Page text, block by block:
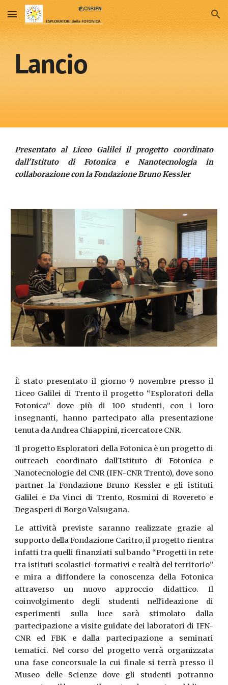
Skip to main content Skip to navigation
Lancio
Presentato al Liceo Galilei il progetto coordinato
dall'Istituto di Fotonica e Nanotecnologia in
collaborazione con la Fondazione Bruno Kessler
È stato presentato il giorno 9 novembre presso il
Liceo Galilei di Trento il progetto “Esploratori della
Fotonica” dove più di 100 studenti, con i loro
insegnanti, hanno partecipato alla presentazione
tenuta da Andrea Chiappini, ricercatore CNR.
Il progetto Esploratori della Fotonica è un progetto di
outreach coordinato dall'Istituto di Fotonica e
Nanotecnologie del CNR (IFN-CNR Trento), dove sono
partner la Fondazione Bruno Kessler e gli istituti
Galilei e Da Vinci di Trento, Rosmini di Rovereto e
Degasperi di Borgo Valsugana.
Le attività previste saranno realizzate grazie al
supporto della Fondazione Caritro, il progetto rientra
infatti tra quelli finanziati sul bando “Progetti in rete
tra istituti scolastici-formativi e realtà del territorio”
e mira a diffondere la conoscenza della Fotonica
attraverso un nuovo approccio didattico. Il
coinvolgimento degli studenti nell'ideazione di
esperimenti sulla luce sarà stimolato dalla
partecipazione a visite guidate dei laboratori di IFN-
CNR ed FBK e dalla partecipazione a seminari
tematici. Nel corso del progetto verrà organizzata
una fase concorsuale la cui finale si terrà presso il
Museo delle Scienze dove gli studenti potranno